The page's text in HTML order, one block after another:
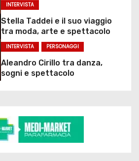
INTERVISTA
Stella Taddei e il suo viaggio
tra moda, arte e spettacolo
INTERVISTA PERSONAGGI
Aleandro Cirillo tra danza,
sogni e spettacolo